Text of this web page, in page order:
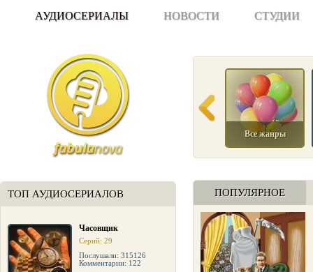
АУДИОСЕРИАЛЫ НОВОСТИ СТУДИИ
ТОП АУДИОСЕРИАЛОВ
Часовщик
Серий: 29
Послушали: 315126
Комментарии: 122
Все жанры
ПОПУЛЯРНОЕ